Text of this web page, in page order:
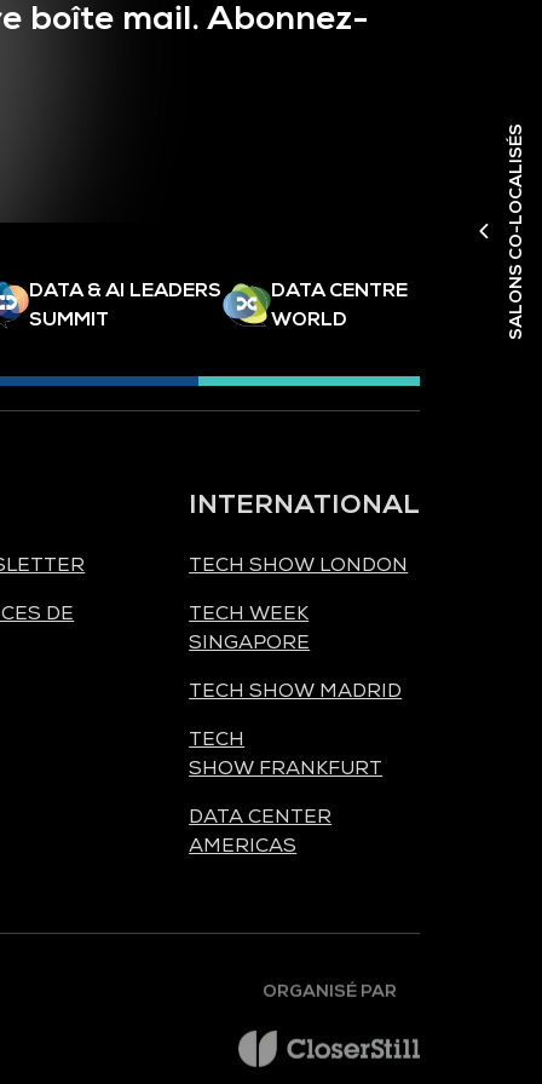
SALONS CO-LOCALISÉS
boîte mail. Abonnez-
DATA & AI LEADERS
SUMMIT
DATA CENTRE
WORLD
DE
INTERNATIONAL
TECH SHOW LONDON
TECH WEEK
SINGAPORE
TECH SHOW MADRID
TECH
SHOW FRANKFURT
DATA CENTER
AMERICAS
ORGANISÉ PAR